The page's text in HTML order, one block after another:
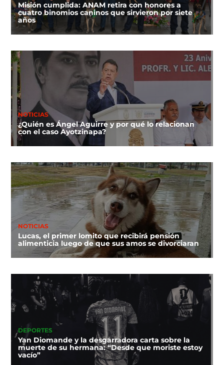
Misión cumplida: ANAM retira con honores a
cuatro binomios caninos que sirvieron por siete
años
NOTICIAS
¿Quién es Ángel Aguirre y por qué lo relacionan
con el caso Ayotzinapa?
NOTICIAS
Lucas, el primer lomito que recibirá pensión
alimenticia luego de que sus amos se divorciaran
DEPORTES
Yan Diomande y la desgarradora carta sobre la
muerte de su hermana: “Desde que moriste estoy
vacío”